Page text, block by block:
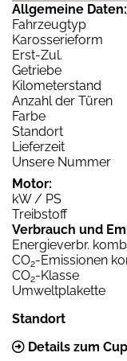
Allgemeine Daten:
Fahrzeugtyp
Karosserieform
Erst-Zul.
Getriebe
Kilometerstand
Anzahl der Türen
Farbe
Standort
Lieferzeit
Unsere Nummer
Motor:
kW / PS
Treibstoff
Verbrauch und
Energieverbr.
CO2-Emissionen
CO2-Klasse
Umweltplakette
Standort
Details zum